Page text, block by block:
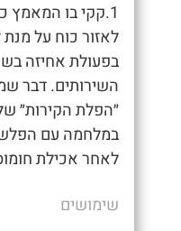
1.קקי בו המאמץ
לאזור כוח על
בפעולת אחיזה
השירותים. דבר
״הפלת הקירות״
במלחמה עם
לאחר אכילת
שימושים